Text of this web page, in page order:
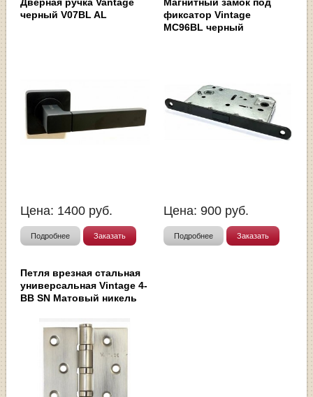
черный V07BL AL
Цена: 1400 руб.
Подробнее Заказать
фиксатор Vintage
MC96BL черный
Цена: 900 руб.
Подробнее Заказать
Петля врезная стальная
универсальная Vintage 4-
BB SN Матовый никель